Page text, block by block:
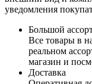
уведомления
Большой
Все товары в
реальном
магазин и
Доставка